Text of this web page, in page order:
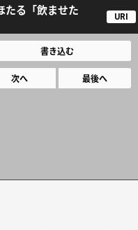
たる「飲ませた
URI
書き込む
次へ 最後へ